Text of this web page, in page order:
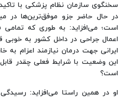
سخنگوی سازمان نظام پزشکی با
در حال حاضر جزو موفق‌ترین‌ها در
است؛ می‌افزاید: به طوری که تمامی
اعمال جراحی در داخل کشور به خوبی
ایرانی جهت درمان نیازمند اعزام به
این وضعیت با شرایط فعلی چقدر
است؟
او در همین راستا می‌افزاید: